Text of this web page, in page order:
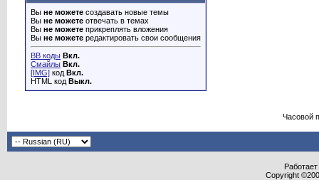
Вы не можете создавать новые темы
Вы не можете отвечать в темах
Вы не можете прикреплять вложения
Вы не можете редактировать свои сообщения
BB коды Вкл.
Смайлы Вкл.
[IMG] код Вкл.
HTML код Выкл.
Часовой
Copyright